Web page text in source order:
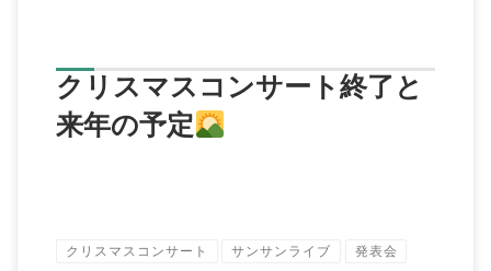
クリスマスコンサート終了と
来年の予定
クリスマスコンサート サンサンライブ 発表会